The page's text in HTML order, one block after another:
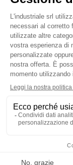
20148 Milano (MI)
Italy
Registro Imprese
Iscrizione R.I.:
REA: MI-1539011
Capitale sociale:
Contatti
info@industriale.it
PEC:
02 8969 3116
Informativa privacy -